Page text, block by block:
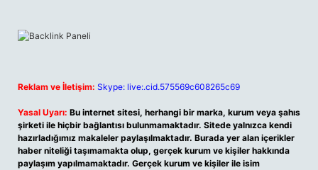
Reklam ve İletişim: Skype: live:.cid.575569c608265c69
Yasal Uyarı: Bu internet sitesi, herhangi bir marka, kurum veya şahıs
şirketi ile hiçbir bağlantısı bulunmamaktadır. Sitede yalnızca kendi
hazırladığımız makaleler paylaşılmaktadır. Burada yer alan içerikler
haber niteliği taşımamakta olup, gerçek kurum ve kişiler hakkında
paylaşım yapılmamaktadır. Gerçek kurum ve kişiler ile isim